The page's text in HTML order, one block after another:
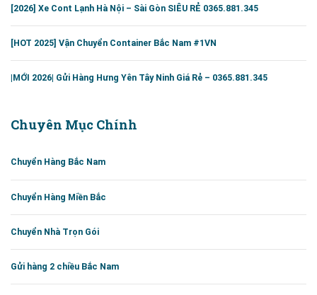
[2026] Xe Cont Lạnh Hà Nội – Sài Gòn SIÊU RẺ 0365.881.345
[HOT 2025] Vận Chuyển Container Bắc Nam #1VN
|MỚI 2026| Gửi Hàng Hưng Yên Tây Ninh Giá Rẻ – 0365.881.345
Chuyên Mục Chính
Chuyển Hàng Bắc Nam
Chuyển Hàng Miền Bắc
Chuyển Nhà Trọn Gói
Gửi hàng 2 chiều Bắc Nam